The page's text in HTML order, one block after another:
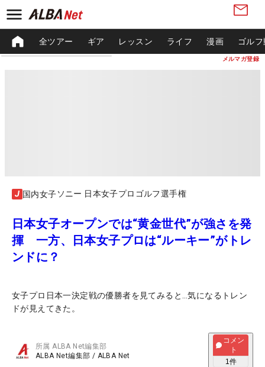
メルマガ登録
全ツアー ギア レッスン ライフ 漫画 ゴル
国内女子ソニー 日本女子プロゴルフ選手権
日本女子オープンでは“黄金世代”が強さを発
揮 一方、日本女子プロは“ルーキー”がトレ
ンドに？
女子プロ日本一決定戦の優勝者を見てみると…気になるトレン
ドが見えてきた。
所属ALBA Net編集部
ALBA Net編集部 / ALBA Net
コメン
ト
1件